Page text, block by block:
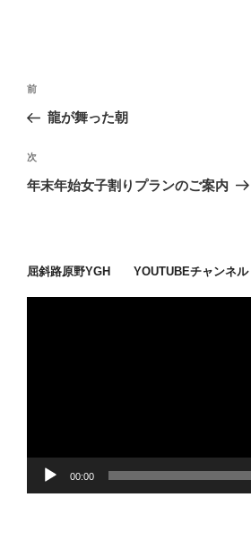
投
ナ
ビ
ゲ
ン
過
去
投
稿
前
龍が舞った朝
次
の
次
年末年始女子割りプランのご案内
屈斜路原野YGH YOUTUBEチャンネル
00:00